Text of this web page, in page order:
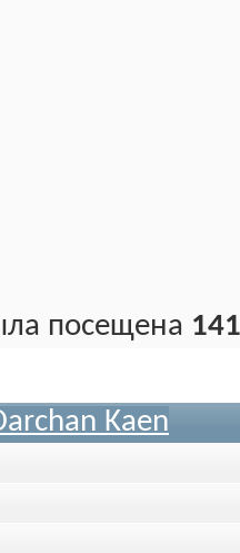
посещена
Kaen